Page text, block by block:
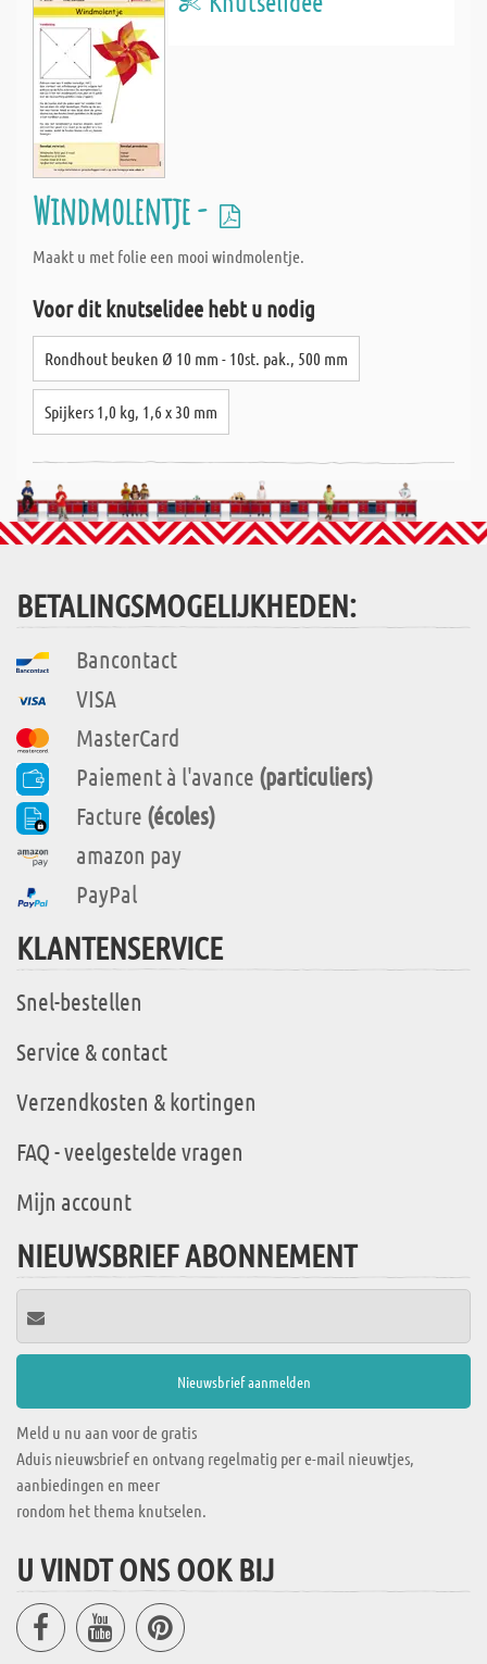
Windmolentje -
Maakt u met folie een mooi windmolentje.
Voor dit knutselidee hebt u nodig
Rondhout beuken Ø 10 mm - 10st. pak., 500 mm
Spijkers 1,0 kg, 1,6 x 30 mm
BETALINGSMOGELIJKHEDEN:
Bancontact
VISA
MasterCard
Paiement à l'avance (particuliers)
Facture (écoles)
amazon pay
PayPal
KLANTENSERVICE
Snel-bestellen
Service & contact
Verzendkosten & kortingen
FAQ - veelgestelde vragen
Mijn account
NIEUWSBRIEF ABONNEMENT
Meld u nu aan voor de gratis
Aduis nieuwsbrief en ontvang regelmatig per e-mail nieuwtjes,
aanbiedingen en meer
rondom het thema knutselen.
U VINDT ONS OOK BIJ